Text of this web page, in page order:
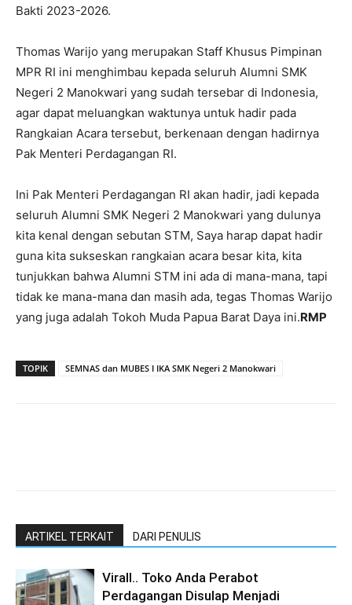
Bakti 2023-2026.
Thomas Warijo yang merupakan Staff Khusus Pimpinan
MPR RI ini menghimbau kepada seluruh Alumni SMK
Negeri 2 Manokwari yang sudah tersebar di Indonesia,
agar dapat meluangkan waktunya untuk hadir pada
Rangkaian Acara tersebut, berkenaan dengan hadirnya
Pak Menteri Perdagangan RI.
Ini Pak Menteri Perdagangan RI akan hadir, jadi kepada
seluruh Alumni SMK Negeri 2 Manokwari yang dulunya
kita kenal dengan sebutan STM, Saya harap dapat hadir
guna kita sukseskan rangkaian acara besar kita, kita
tunjukkan bahwa Alumni STM ini ada di mana-mana, tapi
tidak ke mana-mana dan masih ada, tegas Thomas Warijo
yang juga adalah Tokoh Muda Papua Barat Daya ini.RMP
TOPIK SEMNAS dan MUBES I IKA SMK Negeri 2 Manokwari
ARTIKEL TERKAIT DARI PENULIS
Virall.. Toko Anda Perabot
Perdagangan Disulap Menjadi